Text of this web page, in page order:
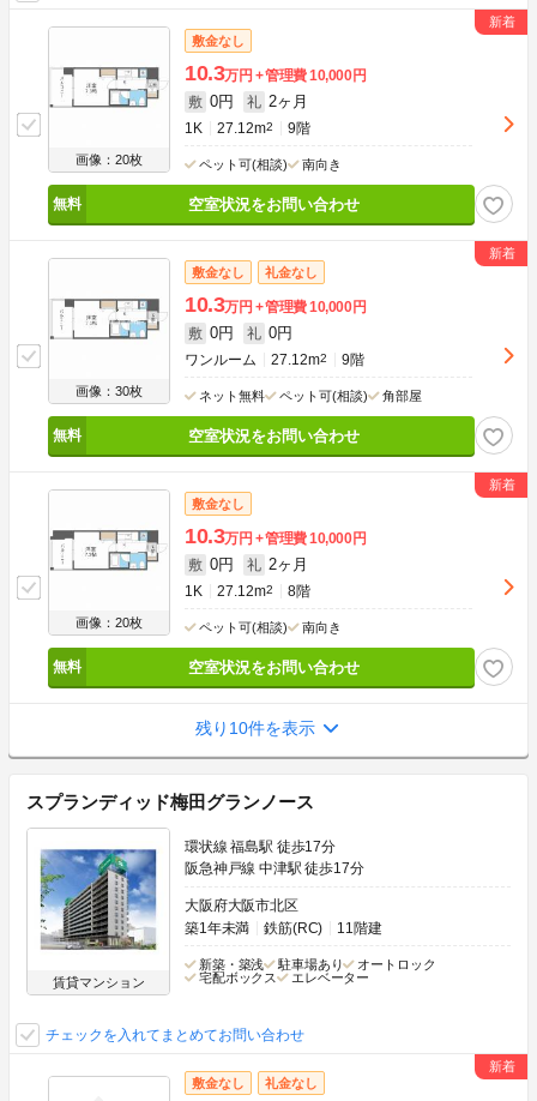
画像：20枚
敷金なし
10.3万円 管理費10,000円
敷 0円 礼 2ヶ月
1K 27.12m2 9階
ペット可(相談) 南向き
空室状況をお問い合わせ
画像：30枚
敷金なし 礼金なし
10.3万円 管理費10,000円
敷 0円 礼 0円
ワンルーム 27.12m2 9階
ネット無料 ペット可(相談) 角部屋
空室状況をお問い合わせ
画像：20枚
敷金なし
10.3万円 管理費10,000円
敷 0円 礼 2ヶ月
1K 27.12m2 8階
ペット可(相談) 南向き
空室状況をお問い合わせ
残り10件を表示
スプランディッド梅田グランノース
賃貸マンション
環状線 福島駅 徒歩17分
阪急神戸線 中津駅 徒歩17分
大阪府大阪市北区
築1年未満
鉄筋(RC) 11階建
新築・築浅 駐車場あり
オートロック
宅配ボックス
エレベーター
チェックを入れてまとめてお問い合わせ
敷金なし 礼金なし